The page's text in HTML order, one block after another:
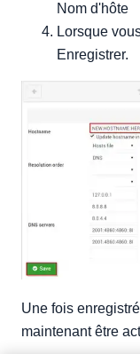
Nom d'hôte
Lorsque
Enregistrer.
Une fois
maintenant être